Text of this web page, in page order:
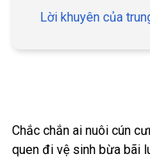
Lời khuyên của
Chắc chắn ai nuôi cún
quen đi vệ sinh bừa bãi